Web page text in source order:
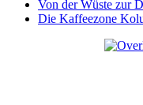
Von der Wüste zur
Die Kaffeezone